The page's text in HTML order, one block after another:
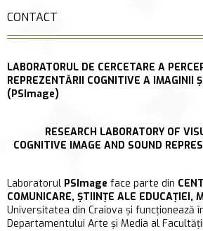
CONTACT
LABORATORUL DE CERCETARE A
REPREZENTĂRII COGNITIVE A IMAGINII
(PSImage)
RESEARCH LABORATORY OF
COGNITIVE IMAGE AND SOUND
Laboratorul PSImage face parte din
COMUNICARE, ȘTIINȚE ALE EDUCAȚIEI,
Universitatea din Craiova și funcționează
Departamentului Arte și Media al